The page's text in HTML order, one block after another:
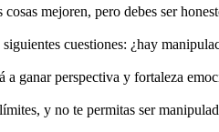
mejoren, pero debes ser
cuestiones: ¿hay
ganar perspectiva y fortaleza
y no te permitas ser